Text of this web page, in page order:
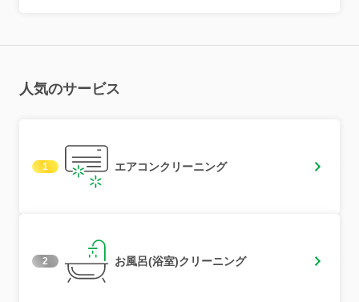
人気のサービス
1 エアコンクリーニング
2 お風呂(浴室)クリーニング